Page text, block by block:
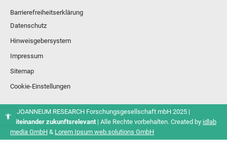
Barrierefreiheitserklärung
Datenschutz
Hinweisgebersystem
Impressum
Sitemap
Cookie-Einstellungen
© JOANNEUM RESEARCH Forschungsgesellschaft mbH 2025 |
Miteinander zukunftsrelevant| Alle Rechte vorbehalten. Created by idlab
media GmbH & Lorem Ipsum web.solutions GmbH